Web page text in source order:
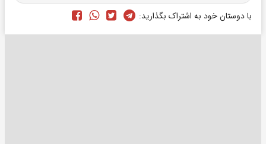
با دوستان خود به اشتراک بگذارید: